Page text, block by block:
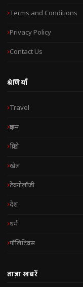
Terms and Conditions
Privacy Policy
Contact Us
श्रेणियाँ
Travel
क्राइम
क्रिप्टो
खेल
टेक्नोलॉजी
देश
धर्म
पॉलिटिक्स
ताज़ा खबरें